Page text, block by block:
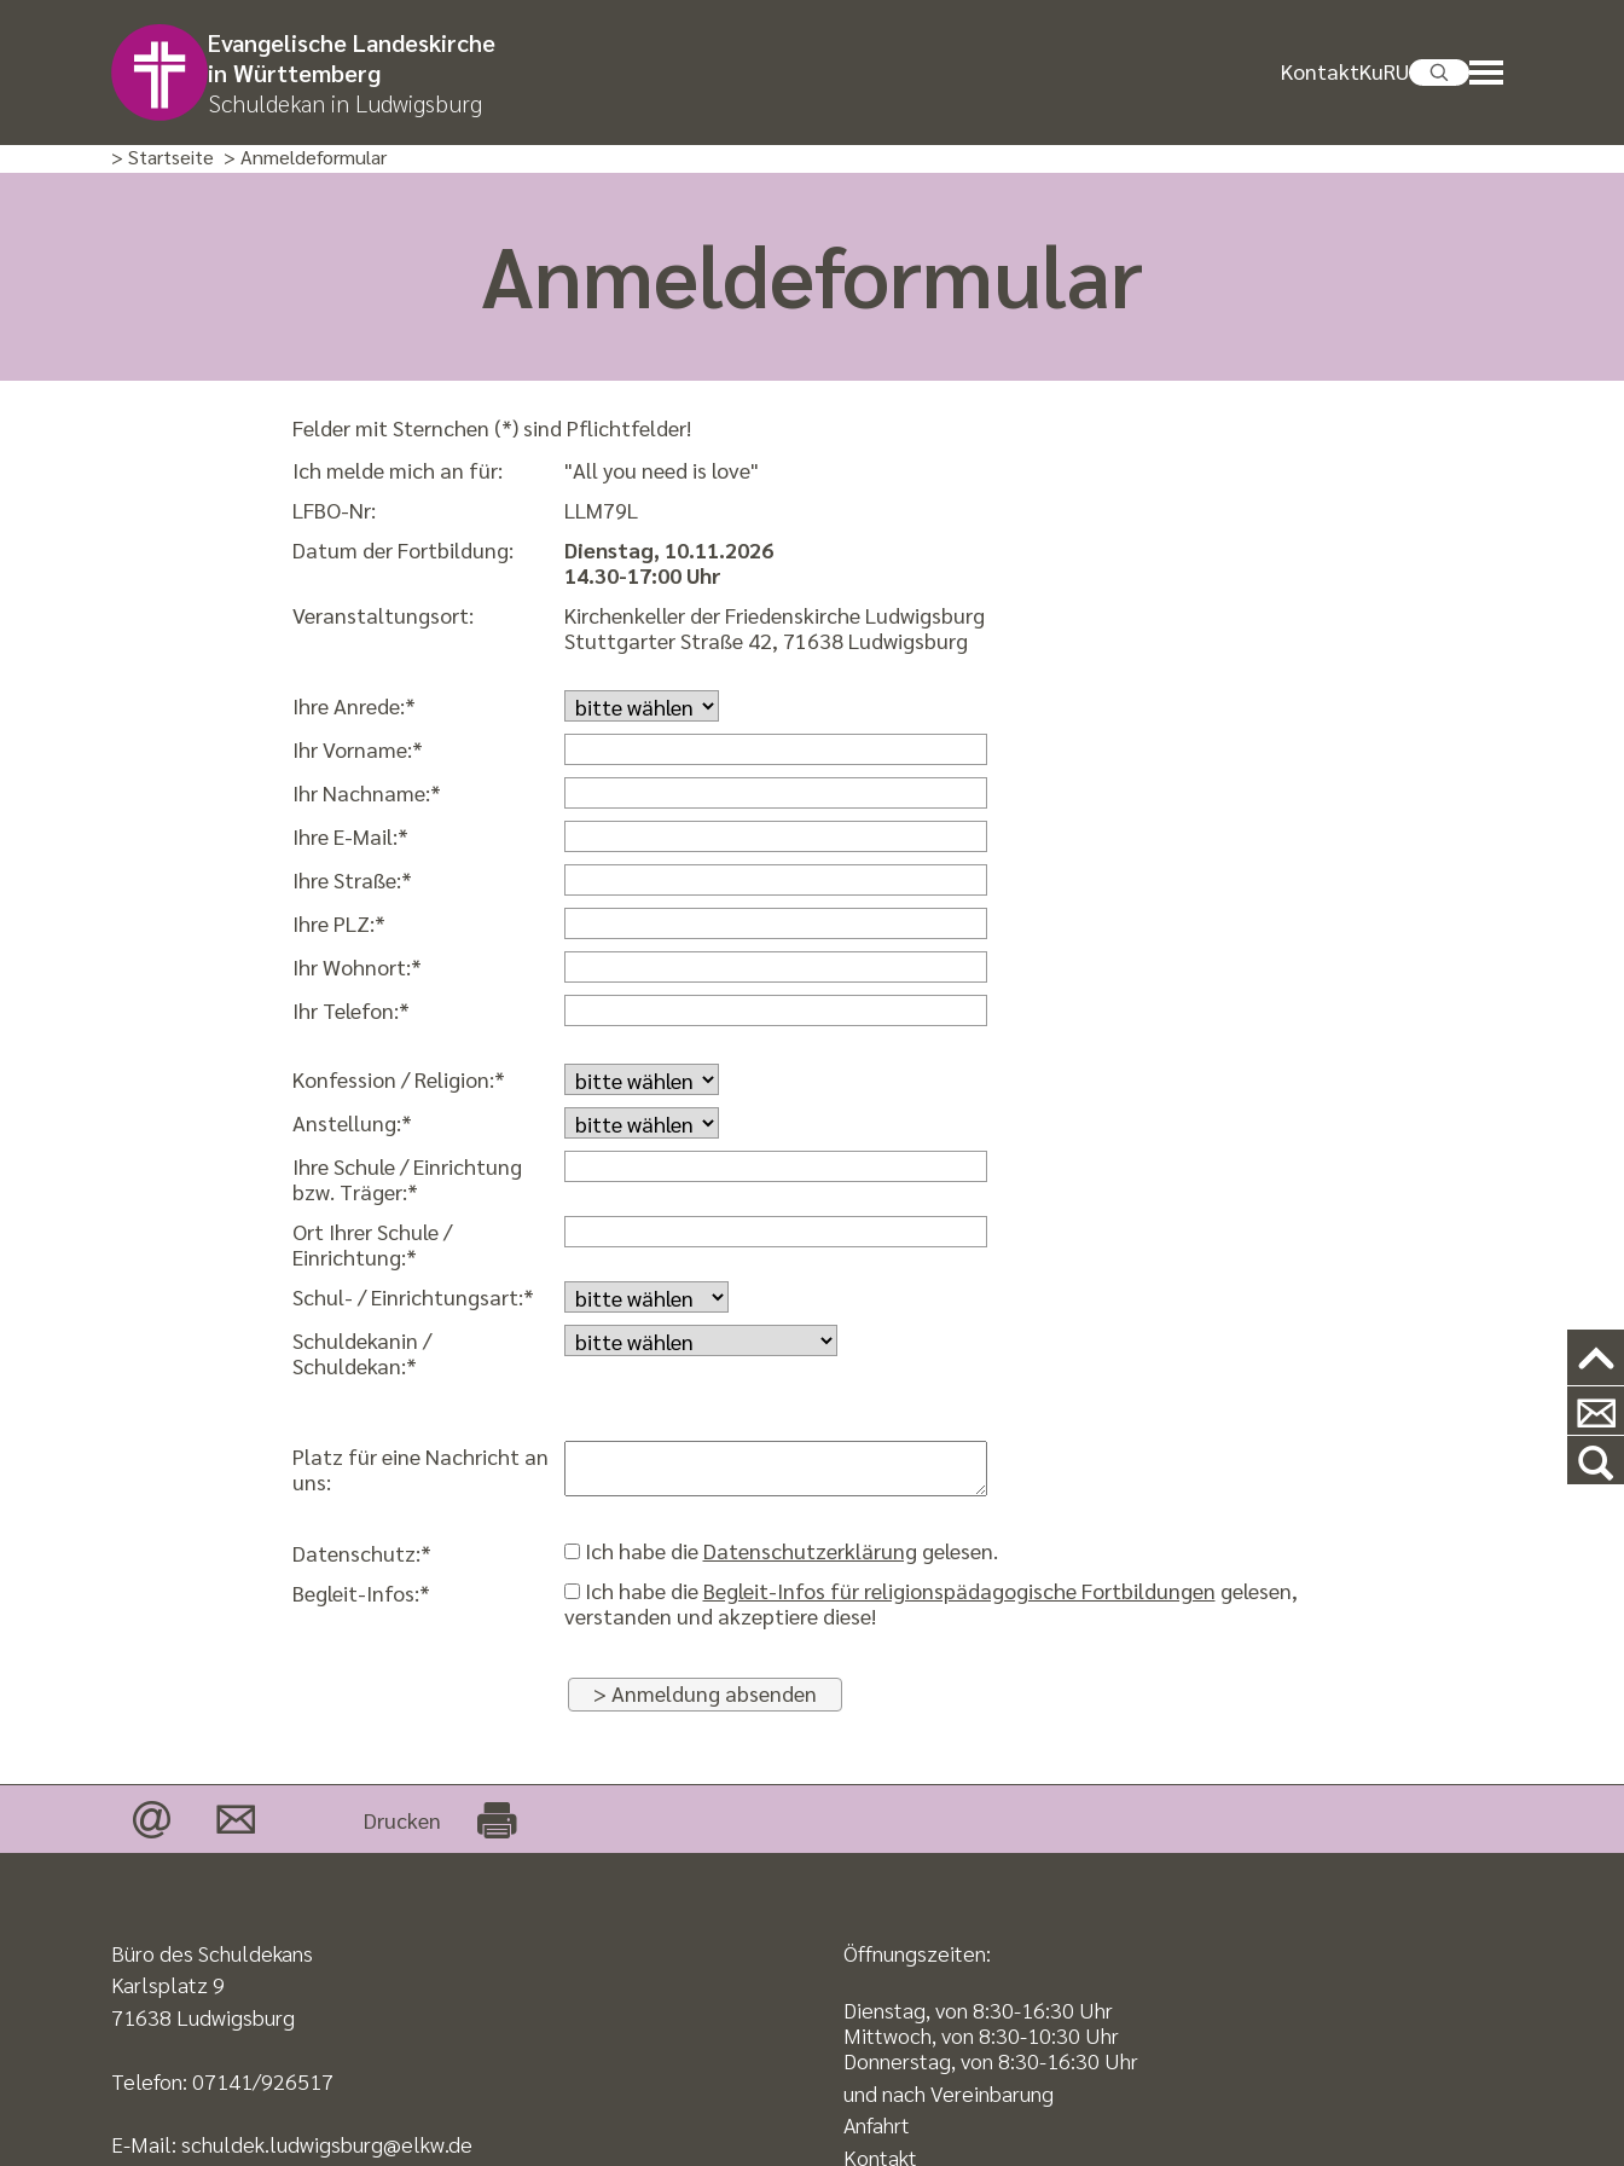
Evangelische Landeskirche
in Württemberg
Schuldekan in Ludwigsburg
KontaktKuRU
> Startseite > Anmeldeformular
Anmeldeformular
Felder mit Sternchen (*) sind Pflichtfelder!
Ich melde mich an für:
"All you need is love"
LFBO-Nr:
LLM79L
Datum der Fortbildung:
Dienstag, 10.11.2026
14.30-17:00 Uhr
Veranstaltungsort:
Kirchenkeller der Friedenskirche Ludwigsburg
Stuttgarter Straße 42, 71638 Ludwigsburg
Ihre Anrede:*
Ihr Vorname:*
Ihr Nachname:*
Ihre E-Mail:*
Ihre Straße:*
Ihre PLZ:*
Ihr Wohnort:*
Ihr Telefon:*
Konfession / Religion:*
Anstellung:*
Ihre Schule / Einrichtung
bzw. Träger:*
Ort Ihrer Schule /
Einrichtung:*
Schul- / Einrichtungsart:*
Schuldekanin /
Schuldekan:*
Platz für eine Nachricht an
uns:
Datenschutz:* Ich habe die Datenschutzerklärung gelesen.
Begleit-Infos:*
Ich habe die Begleit-Infos für religionspädagogische Fortbildungen gelesen,
verstanden und akzeptiere diese!
> Anmeldung absenden
Drucken
Büro des Schuldekans
Karlsplatz 9
71638 Ludwigsburg
Telefon: 07141/926517
E-Mail: schuldek.ludwigsburg@elkw.de
Öffnungszeiten:
Dienstag, von 8:30-16:30 Uhr
Mittwoch, von 8:30-10:30 Uhr
Donnerstag, von 8:30-16:30 Uhr
und nach Vereinbarung
Anfahrt
Kontakt